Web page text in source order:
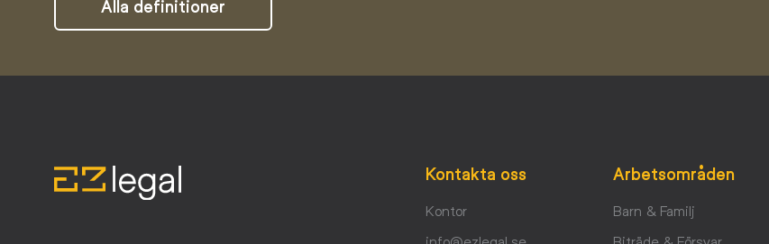
Alla definitioner
Kontakta oss
Kontor
Arbetsområden
Barn & Familj